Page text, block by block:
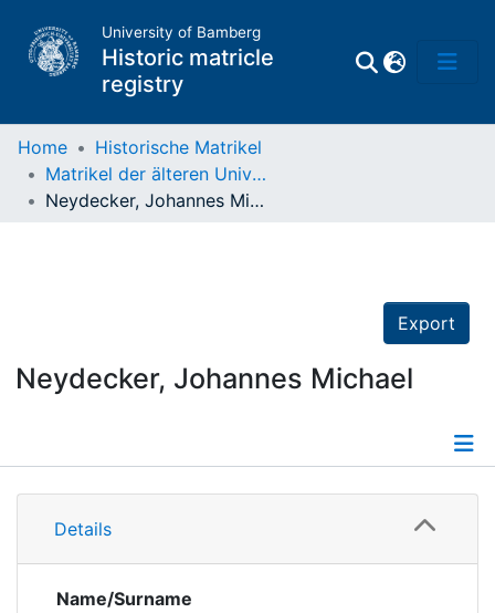
University of Bamberg
Historic matricle
registry
Matrikel
Home
Historische Matrikel
Matrikel der älteren Universität
Neydecker, Johannes Michael
Export
Neydecker, Johannes Michael
Details
Details
Name/Surname